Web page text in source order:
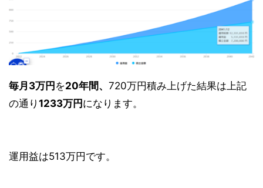
毎月3万円を20年間、 720万円積み上げた結果は上記
の通り 1233万円になります。
運用益は513万円です。